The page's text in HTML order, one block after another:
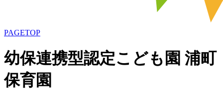
PAGETOP
幼保連携型認定こども園 浦町
保育園